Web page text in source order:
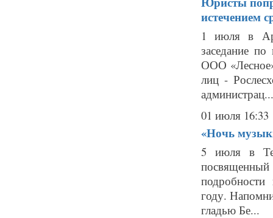
истечением
1 июля в
заседание
ООО
лиц -
администрац...
01 июля 16:33
«Ночь
5 июля в
подробности
году.
гладью Бе...